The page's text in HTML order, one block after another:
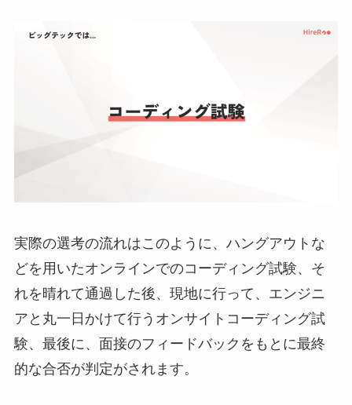
実際の選考の流れはこのように、ハングアウトな
どを用いたオンラインでのコーディング試験、そ
れを晴れて通過した後、現地に行って、エンジニ
アと丸一日かけて行うオンサイトコーディング試
験、最後に、面接のフィードバックをもとに最終
的な合否が判定がされます。